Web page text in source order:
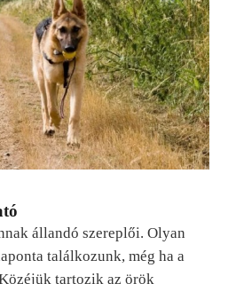
állandó szereplői. Olyan
találkozunk, még ha a
tartozik az örök